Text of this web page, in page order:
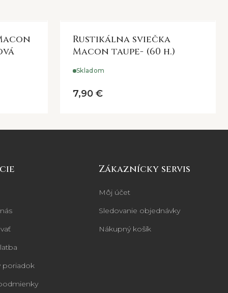
Rustikálna sviečka
Macon taupe- (60 h.)
Skladom
7,90 €
poriadok
Zákaznícky servis
Môj účet
Sledovanie objednávky
Nákupný košík